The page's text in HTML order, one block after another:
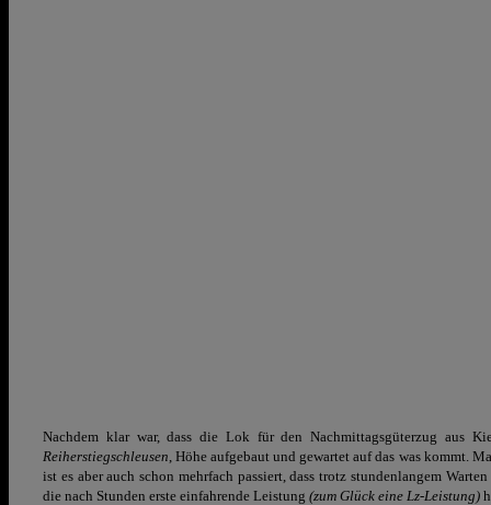
Nachdem klar war, dass die Lok für den Nachmittagsgüterzug aus
Reiherstiegschleusen, Höhe aufgebaut und gewartet auf das was kommt.
ist es aber auch schon mehrfach passiert, dass trotz stundenlangem
die nach Stunden erste einfahrende Leistung (zum Glück eine Lz-Leistung)